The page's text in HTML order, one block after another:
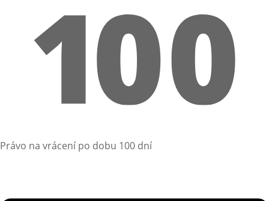
Právo na vrácení po dobu 100 dní